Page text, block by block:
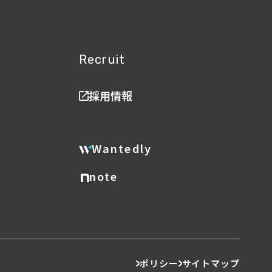
Recruit
採用情報
Wantedly
note
ポリシー サイトマップ